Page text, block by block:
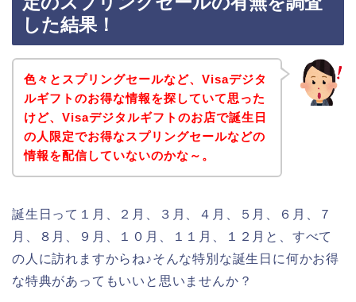
した結果！
色々とスプリングセールなど、Visaデジタ
ルギフトのお得な情報を探していて思った
けど、Visaデジタルギフトのお店で誕生日
の人限定でお得なスプリングセールなどの
情報を配信していないのかな～。
誕生日って１月、２月、３月、４月、５月、６月、７
月、８月、９月、１０月、１１月、１２月と、すべて
の人に訪れますからね♪そんな特別な誕生日に何かお得
な特典があってもいいと思いませんか？